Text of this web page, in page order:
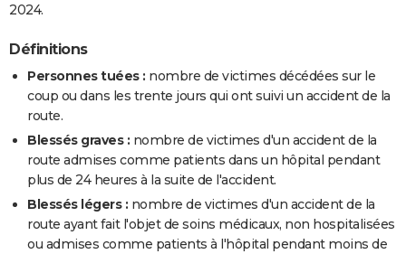
2024.
Définitions
Personnes tuées : nombre de victimes décédées sur le
coup ou dans les trente jours qui ont suivi un accident de la
route.
Blessés graves : nombre de victimes d'un accident de la
route admises comme patients dans un hôpital pendant
plus de 24 heures à la suite de l'accident.
Blessés légers : nombre de victimes d'un accident de la
route ayant fait l'objet de soins médicaux, non hospitalisées
ou admises comme patients à l'hôpital pendant moins de